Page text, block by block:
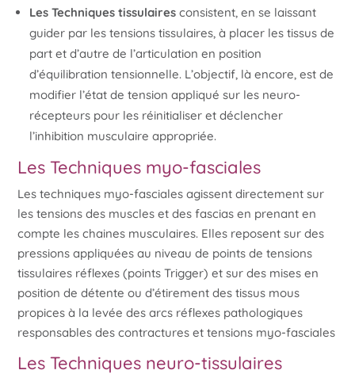
Les Techniques tissulaires consistent, en se laissant
guider par les tensions tissulaires, à placer les tissus de
part et d’autre de l’articulation en position
d’équilibration tensionnelle. L’objectif, là encore, est de
modifier l’état de tension appliqué sur les neuro-
récepteurs pour les réinitialiser et déclencher
l’inhibition musculaire appropriée.
Les Techniques myo-fasciales
Les techniques myo-fasciales agissent directement sur
les tensions des muscles et des fascias en prenant en
compte les chaines musculaires. Elles reposent sur des
pressions appliquées au niveau de points de tensions
tissulaires réflexes (points Trigger) et sur des mises en
position de détente ou d’étirement des tissus mous
propices à la levée des arcs réflexes pathologiques
responsables des contractures et tensions myo-fasciales
Les Techniques neuro-tissulaires